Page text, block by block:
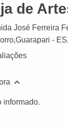
de
José Ferreira
Guarapari - ES,
informado.